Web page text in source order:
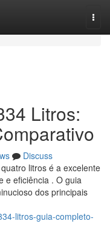
Litros:
Discuss
litros é a excelente
e eficiência . O guia
dos principais
litros-guia-completo-